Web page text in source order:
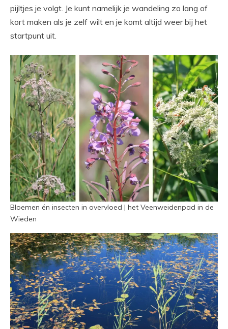
pijltjes je volgt. Je kunt namelijk je wandeling zo lang of
kort maken als je zelf wilt en je komt altijd weer bij het
startpunt uit.
Bloemen én insecten in overvloed | het Veenweidenpad in de
Wieden